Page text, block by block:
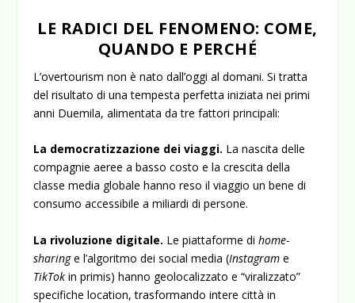
LE RADICI DEL FENOMENO: COME,
QUANDO E PERCHÉ
L’overtourism non è nato dall’oggi al domani. Si tratta
del risultato di una tempesta perfetta iniziata nei primi
anni Duemila, alimentata da tre fattori principali:
La democratizzazione dei viaggi. La nascita delle
compagnie aeree a basso costo e la crescita della
classe media globale hanno reso il viaggio un bene di
consumo accessibile a miliardi di persone.
La rivoluzione digitale. Le piattaforme dihome-
sharinge l’algoritmo dei social media (Instagram e
TikTok in primis) hanno geolocalizzato e “viralizzato”
specifiche location, trasformando intere città in